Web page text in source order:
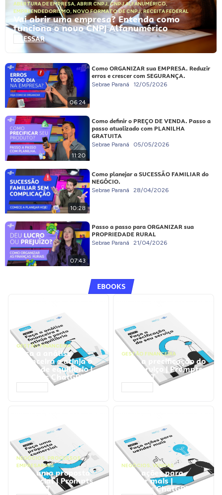
ABERTURA DE EMPRESA, ABRIR CNPJ,CNPJ ALFANUMÉRICO,
EMPREENDEDORISMO, NOVO FORMATO DE CNPJ,RECEITA FEDERAL
Vai abrir uma empresa? Entenda como
funciona o novo CNPJ Alfanumérico
ACESSAR
06:24
Como ORGANIZAR sua EMPRESA. Reduzir
erros e crescer com SEGURANÇA.
Sebrae Paraná 12/05/2026
11:20
Como definir o PREÇO DE VENDA. Passo a
passo atualizado com PLANILHA
GRATUITA
Sebrae Paraná 05/05/2026
10:28
Como planejar a SUCESSÃO FAMILIAR do
NEGÓCIO.
Sebrae Paraná 28/04/2026
07:43
Passo a passo para ORGANIZAR sua
PROPRIEDADE RURAL
Sebrae Paraná 21/04/2026
EBOOKS
GESTÃO FINANCEIRA
Faça a análise
financeira e atinja o
ponto de equilíbrio |
Prompts ChatGPT
GESTÃO FINANCEIRA
Faça a precificação do
seu serviço | Prompts
ChatGPT
NEGÓCIOS, PROCESSOS
EMPRESARIAIS
Faça uma proposta
comercial | Prompts
ChatGPT
NEGÓCIOS, VENDAS
Faça ações para
vender mais |
Prompts ChatGPT